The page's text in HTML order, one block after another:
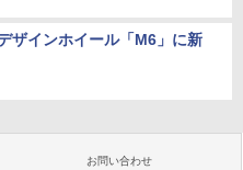
ザインホイール「M6」に新
お問い合わせ